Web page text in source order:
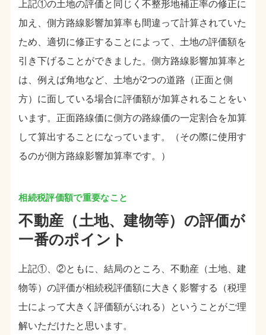
上記①の土地の評価と同じく不整形地補正率の修正に
加え、側方路線影響加算率も間違って計算されていた
ため、適切に修正することによって、土地の評価額を
引き下げることができました。側方路線影響加算率と
は、例えば角地など、土地が2つの道路（正面と側
方）に面している場合に評価額が加算されることをい
います。正面路線価に側方の路線価の一定割合を加算
して算出することになっています。（その際に使用す
るのが側方路線影響加算率です。）
不動産（土地、建物等）の評価が
一番のポイント
上記①、②ともに、結局のところ、不動産（土地、建
物等）の評価が相続税評価額に大きく影響する（税理
士によって大きく評価額がぶれる）ということがご理
解いただけたと思います。